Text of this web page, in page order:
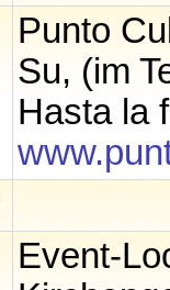
Punto
Su, (im
Hasta la
Event-